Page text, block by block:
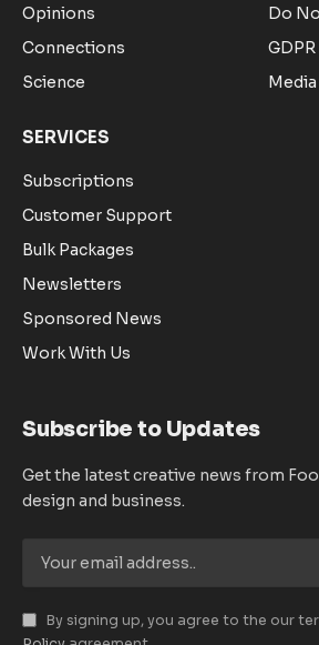
Opinions
Connections
Science
Do
SERVICES
Subscriptions
Customer Support
Bulk Packages
Newsletters
Sponsored News
Work With Us
Subscribe to Updates
Get the latest creative news from
design and business.
By signing up, you agree to the our